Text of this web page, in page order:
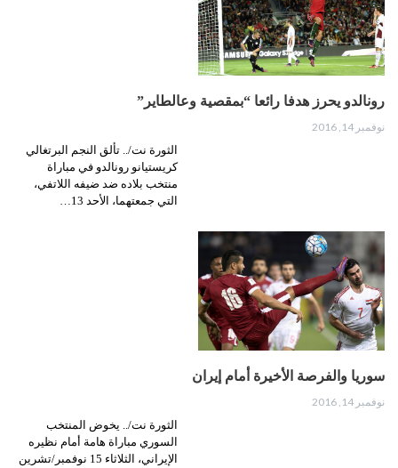
رونالدو يحرز هدفا رائعا “بمقصية وعالطاير”
نوفمبر 14, 2016
الثورة نت/.. تألق النجم البرتغالي
كريستيانو رونالدو في مباراة
منتخب بلاده ضد ضيفه اللاتفي،
التي جمعتهما، الأحد 13…
سوريا والفرصة الأخيرة أمام إيران
نوفمبر 14, 2016
الثورة نت/.. يخوض المنتخب
السوري مباراة هامة أمام نظيره
الإيراني، الثلاثاء 15 نوفمبر/تشرين